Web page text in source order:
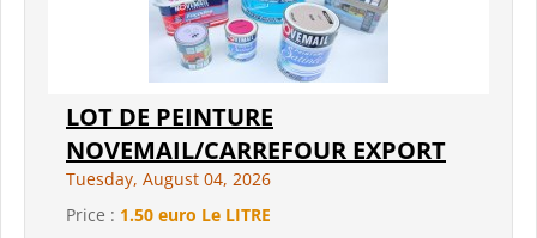
LOT DE PEINTURE
NOVEMAIL/CARREFOUR EXPORT
Tuesday, August 04, 2026
Price : 1.50 euro Le LITRE